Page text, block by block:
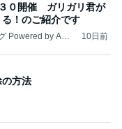
３０開催 ガリガリ君が
！のご紹介です
Powered by Ame
10日前
方法